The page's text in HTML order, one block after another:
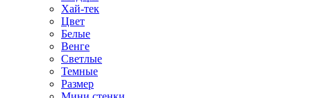
Хай-тек
Цвет
Белые
Венге
Светлые
Темные
Размер